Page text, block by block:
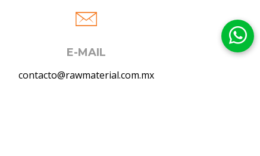
E-MAIL
contacto@rawmaterial.com.mx